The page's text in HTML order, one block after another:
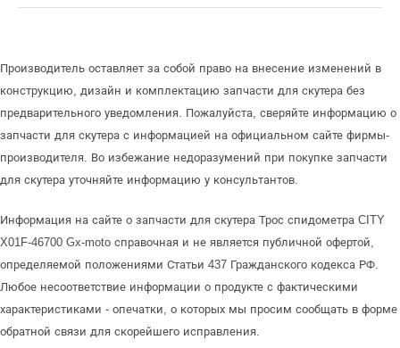
Производитель оставляет за собой право на внесение изменений в
конструкцию, дизайн и комплектацию запчасти для скутера без
предварительного уведомления. Пожалуйста, сверяйте информацию о
запчасти для скутера с информацией на официальном сайте фирмы-
производителя. Во избежание недоразумений при покупке запчасти
для скутера уточняйте информацию у консультантов.
Информация на сайте о запчасти для скутера Трос спидометра CITY
X01F-46700 Gx-moto справочная и не является публичной офертой,
определяемой положениями Статьи 437 Гражданского кодекса РФ.
Любое несоответствие информации о продукте с фактическими
характеристиками - опечатки, о которых мы просим сообщать в форме
обратной связи для скорейшего исправления.